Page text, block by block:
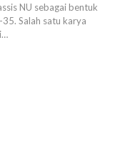
NU sebagai bentuk
Salah satu karya